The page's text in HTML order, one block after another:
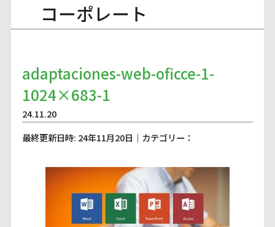
コーポレート
adaptaciones-web-oficce-1-
1024×683-1
24.11.20
最終更新日時: 24年11月20日｜カテゴリー：